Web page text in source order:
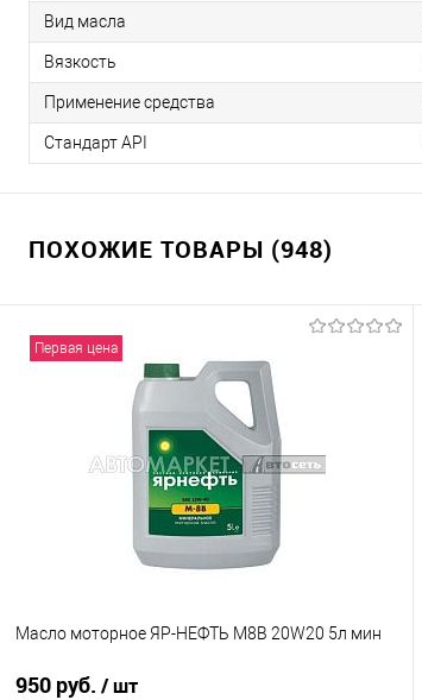
Вид масла
Вязкость
Применение средства
Стандарт API
ПОХОЖИЕ ТОВАРЫ (948)
Первая цена
Масло моторное ЯР-НЕФТЬ М8В 20W20 5л мин
950 руб. / шт